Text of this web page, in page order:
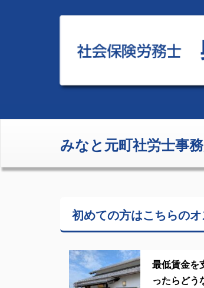
みなと元町社労士事
初めての方はこちらの
最低賃金を
ったらどう